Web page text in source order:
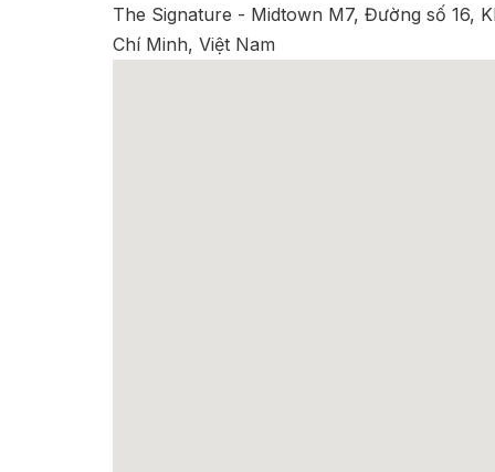
The Signature - Midtown M7, Đường số 16,
Chí Minh, Việt Nam